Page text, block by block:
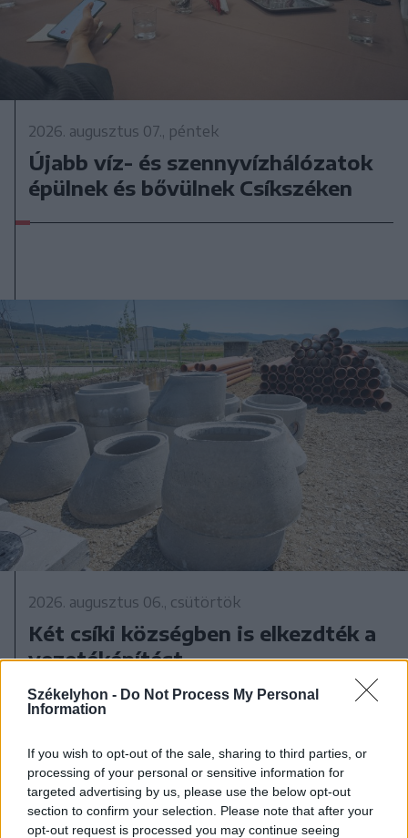
Székelyhon - Do Not Process My Personal
Information
If you wish to opt-out of the sale, sharing to third parties, or
processing of your personal or sensitive information for
targeted advertising by us, please use the below opt-out
section to confirm your selection. Please note that after your
opt-out request is processed you may continue seeing
2026. augusztus 07., péntek
Újabb víz- és szennyvízhálózatok
épülnek és bővülnek Csíkszéken
2026. augusztus 06., csütörtök
Két csíki községben is elkezdték a
vezetéképítést